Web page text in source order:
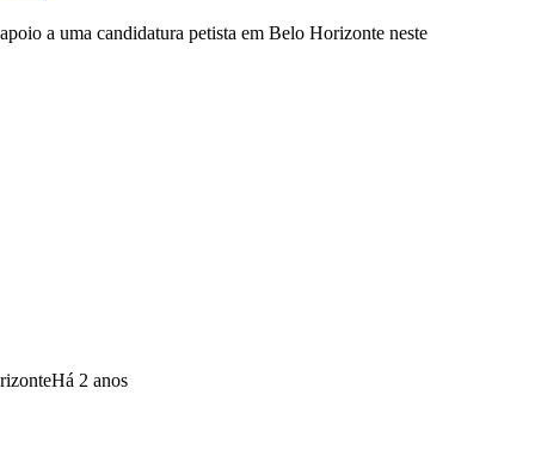
a uma candidatura petista em Belo Horizonte neste
Há 2 anos